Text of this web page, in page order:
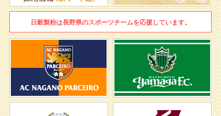
日穀製粉は長野県のスポーツチームを応援しています。